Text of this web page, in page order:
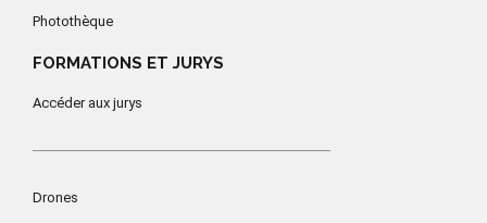
Photothèque
FORMATIONS ET JURYS
Accéder aux jurys
Drones